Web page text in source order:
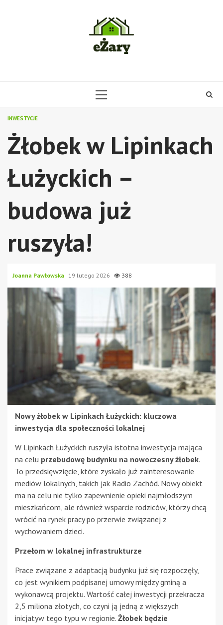
PRIMARY
INWESTYCJE
Żłobek w Lipinkach
Łużyckich –
budowa już
ruszyła!
Joanna Pawłowska 19 lutego 2026 388
Nowy żłobek w Lipinkach Łużyckich: kluczowa
inwestycja dla społeczności lokalnej
W Lipinkach Łużyckich ruszyła istotna inwestycja mająca
na celu przebudowę budynku na nowoczesny żłobek.
To przedsięwzięcie, które zyskało już zainteresowanie
mediów lokalnych, takich jak Radio Zachód. Nowy obiekt
ma na celu nie tylko zapewnienie opieki najmłodszym
mieszkańcom, ale również wsparcie rodziców, którzy chcą
wrócić na rynek pracy po przerwie związanej z
wychowaniem dzieci.
Przełom w lokalnej infrastrukturze
Prace związane z adaptacją budynku już się rozpoczęły,
co jest wynikiem podpisanej umowy między gminą a
wykonawcą projektu. Wartość całej inwestycji przekracza
2,5 miliona złotych, co czyni ją jedną z większych
inicjatyw tego typu w regionie. Żłobek będzie